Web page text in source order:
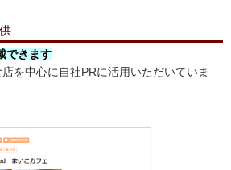
できます
を中心に自社PRに活用いただいていま